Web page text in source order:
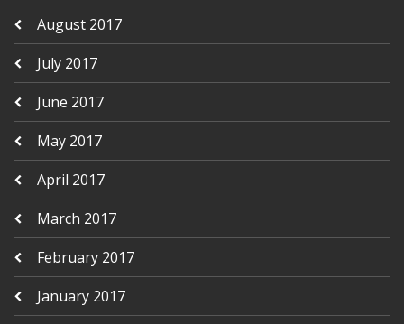
August 2017
July 2017
June 2017
May 2017
April 2017
March 2017
February 2017
January 2017